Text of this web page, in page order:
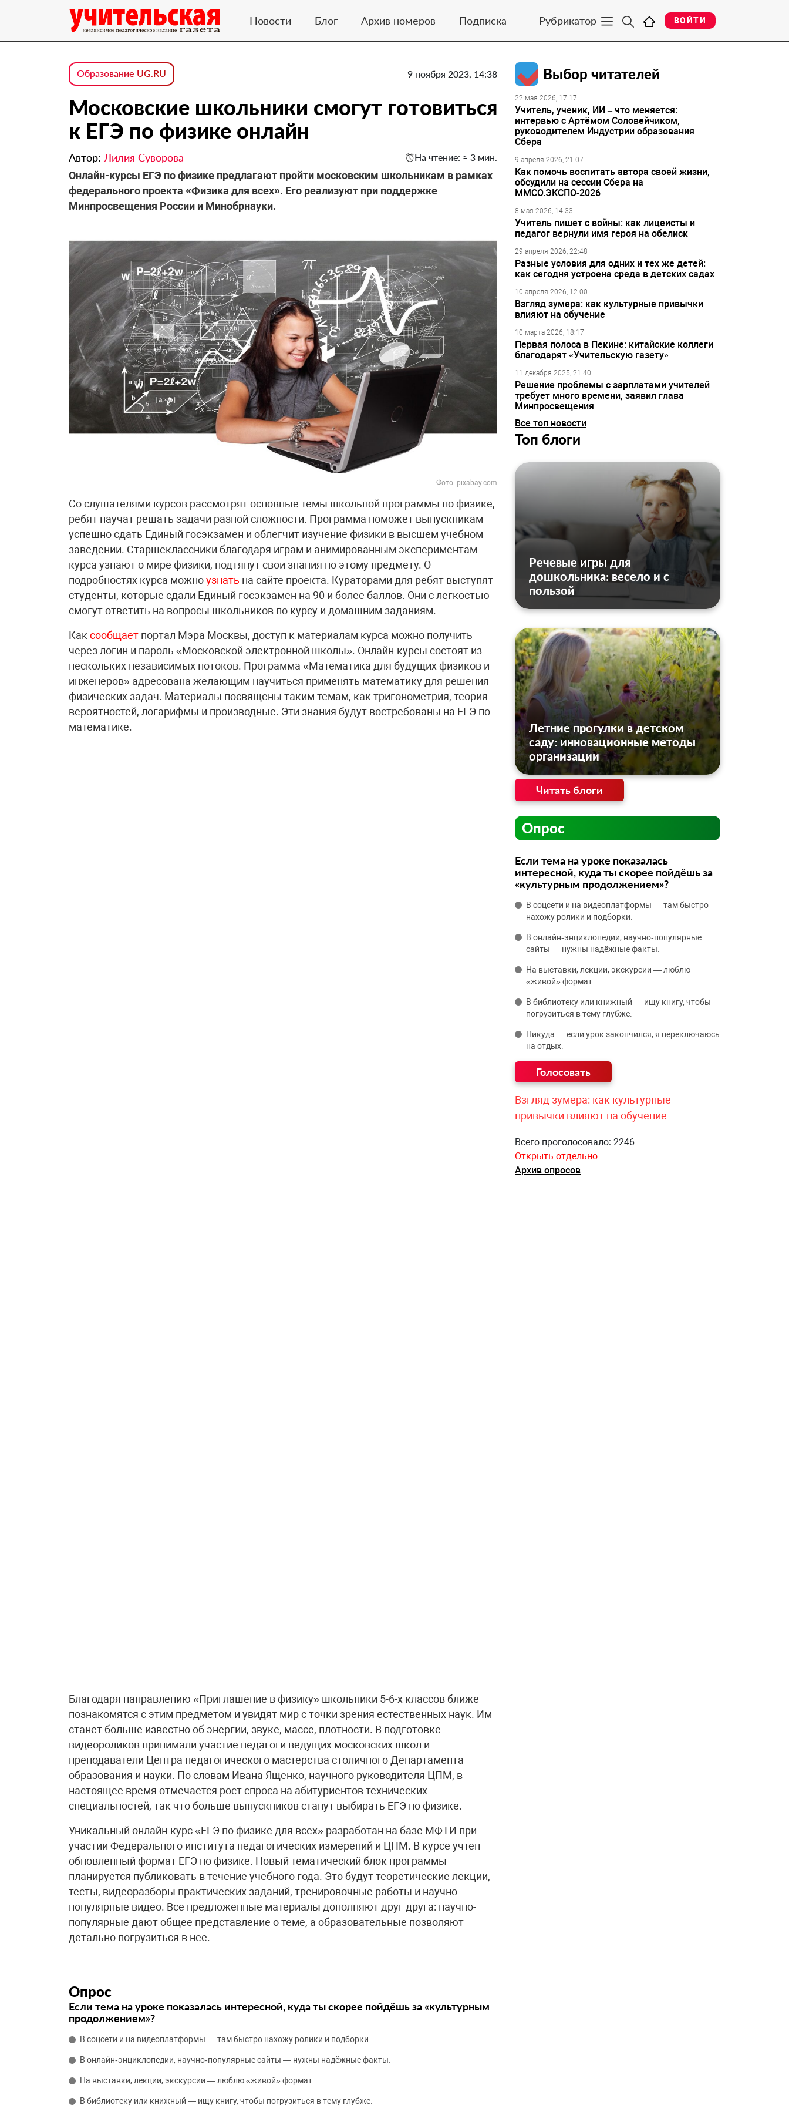
Новости Блог Архив номеров Подписка Рубрикатор ВОЙТИ
Образование UG.RU 9 ноября 2023, 14:38
Московские школьники смогут готовиться
к ЕГЭ по физике онлайн
Автор: Лилия Суворова На чтение: ≈ 3 мин.
Онлайн-курсы ЕГЭ по физике предлагают пройти московским школьникам в рамках
федерального проекта «Физика для всех». Его реализуют при поддержке
Минпросвещения России и Минобрнауки.
Фото: pixabay.com
Со слушателями курсов рассмотрят основные темы школьной программы по физике,
ребят научат решать задачи разной сложности. Программа поможет выпускникам
успешно сдать Единый госэкзамен и облегчит изучение физики в высшем учебном
заведении. Старшеклассники благодаря играм и анимированным экспериментам
курса узнают о мире физики, подтянут свои знания по этому предмету. О
подробностях курса можноузнать на сайте проекта. Кураторами для ребят выступят
студенты, которые сдали Единый госэкзамен на 90 и более баллов. Они с легкостью
смогут ответить на вопросы школьников по курсу и домашним заданиям.
Каксообщает портал Мэра Москвы, доступ к материалам курса можно получить
через логин и пароль «Московской электронной школы». Онлайн-курсы состоят из
нескольких независимых потоков. Программа «Математика для будущих физиков и
инженеров» адресована желающим научиться применять математику для решения
физических задач. Материалы посвящены таким темам, как тригонометрия, теория
вероятностей, логарифмы и производные. Эти знания будут востребованы на ЕГЭ по
математике.
Благодаря направлению «Приглашение в физику» школьники 5-6-х классов ближе
познакомятся с этим предметом и увидят мир с точки зрения естественных наук. Им
станет больше известно об энергии, звуке, массе, плотности. В подготовке
видеороликов принимали участие педагоги ведущих московских школ и
преподаватели Центра педагогического мастерства столичного Департамента
образования и науки. По словам Ивана Ященко, научного руководителя ЦПМ, в
настоящее время отмечается рост спроса на абитуриентов технических
специальностей, так что больше выпускников станут выбирать ЕГЭ по физике.
Уникальный онлайн-курс «ЕГЭ по физике для всех» разработан на базе МФТИ при
участии Федерального института педагогических измерений и ЦПМ. В курсе учтен
обновленный формат ЕГЭ по физике. Новый тематический блок программы
планируется публиковать в течение учебного года. Это будут теоретические лекции,
тесты, видеоразборы практических заданий, тренировочные работы и научно-
популярные видео. Все предложенные материалы дополняют друг друга: научно-
популярные дают общее представление о теме, а образовательные позволяют
детально погрузиться в нее.
Опрос
Если тема на уроке показалась интересной, куда ты скорее пойдёшь за «культурным
продолжением»?
В соцсети и на видеоплатформы — там быстро нахожу ролики и подборки.
В онлайн‑энциклопедии, научно‑популярные сайты — нужны надёжные факты.
На выставки, лекции, экскурсии — люблю «живой» формат.
В библиотеку или книжный — ищу книгу, чтобы погрузиться в тему глубже.
Выбор читателей
22 мая 2026, 17:17
Учитель, ученик, ИИ – что меняется:
интервью с Артёмом Соловейчиком,
руководителем Индустрии образования
Сбера
9 апреля 2026, 21:07
Как помочь воспитать автора своей жизни,
обсудили на сессии Сбера на
ММСО.ЭКСПО-2026
8 мая 2026, 14:33
Учитель пишет с войны: как лицеисты и
педагог вернули имя героя на обелиск
29 апреля 2026, 22:48
Разные условия для одних и тех же детей:
как сегодня устроена среда в детских садах
10 апреля 2026, 12:00
Взгляд зумера: как культурные привычки
влияют на обучение
10 марта 2026, 18:17
Первая полоса в Пекине: китайские коллеги
благодарят «Учительскую газету»
11 декабря 2025, 21:40
Решение проблемы с зарплатами учителей
требует много времени, заявил глава
Минпросвещения
Все топ новости
Топ блоги
Речевые игры для
дошкольника: весело и с
пользой
Летние прогулки в детском
саду: инновационные методы
организации
Читать блоги
Опрос
Если тема на уроке показалась
интересной, куда ты скорее пойдёшь за
«культурным продолжением»?
В соцсети и на видеоплатформы — там быстро
нахожу ролики и подборки.
В онлайн‑энциклопедии, научно‑популярные
сайты — нужны надёжные факты.
На выставки, лекции, экскурсии — люблю
«живой» формат.
В библиотеку или книжный — ищу книгу, чтобы
погрузиться в тему глубже.
Никуда — если урок закончился, я переключаюсь
на отдых.
Взгляд зумера: как культурные
привычки влияют на обучение
Всего проголосовало: 2246
Открыть отдельно
Архив опросов